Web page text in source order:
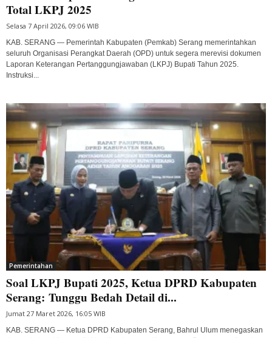
Total LKPJ 2025
Selasa 7 April 2026, 09:06 WIB
KAB. SERANG — Pemerintah Kabupaten (Pemkab) Serang memerintahkan
seluruh Organisasi Perangkat Daerah (OPD) untuk segera merevisi dokumen
Laporan Keterangan Pertanggungjawaban (LKPJ) Bupati Tahun 2025.
Instruksi...
Pemerintahan
Soal LKPJ Bupati 2025, Ketua DPRD Kabupaten
Serang: Tunggu Bedah Detail di...
Jumat 27 Maret 2026, 16:05 WIB
KAB. SERANG — Ketua DPRD Kabupaten Serang, Bahrul Ulum menegaskan